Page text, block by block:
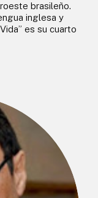
brasileño.
inglesa y
es su cuarto